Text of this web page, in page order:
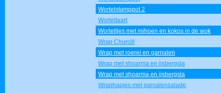
Wortelstamppot 2
Worteltaart
Worteltjes met mihoen en kokos in de wok
Wrap Churcill
Wrap met roerei en garnalen
Wrap met shoarma en ijsbergsla
Wrap met shoarma en ijsbergsla
Wraphapjes met garnalensalade